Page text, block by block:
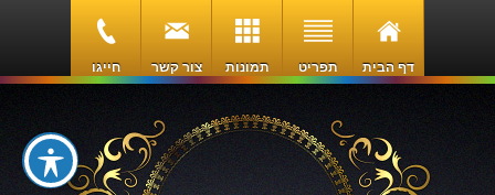
דף הבית תפריט תמונות צור קשר חייגו